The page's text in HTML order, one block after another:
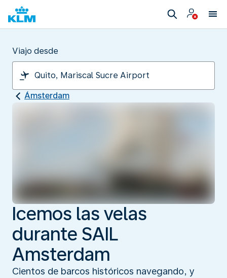
Viajo desde
Ámsterdam
Icemos las velas
durante SAIL
Amsterdam
Cientos de barcos históricos navegando, y